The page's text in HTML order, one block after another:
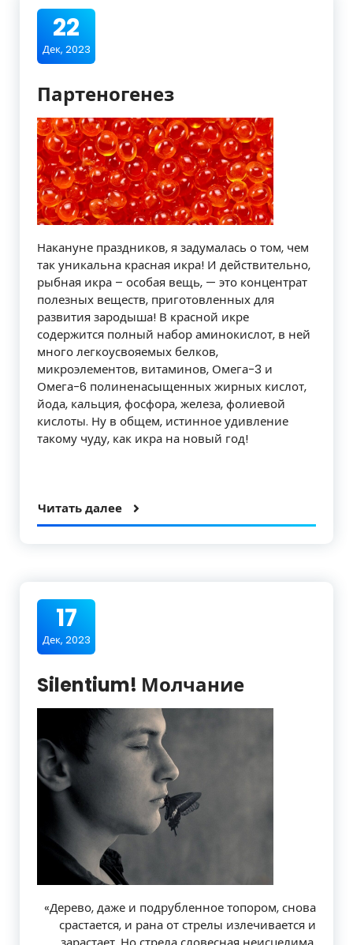
22
Дек, 2023
Партеногенез
Накануне праздников, я задумалась о том, чем
так уникальна красная икра! И действительно,
рыбная икра – особая вещь, — это концентрат
полезных веществ, приготовленных для
развития зародыша! В красной икре
содержится полный набор аминокислот, в ней
много легкоусвояемых белков,
микроэлементов, витаминов, Омега-3 и
Омега-6 полиненасыщенных жирных кислот,
йода, кальция, фосфора, железа, фолиевой
кислоты. Ну в общем, истинное удивление
такому чуду, как икра на новый год!
Читать далее
17
Дек, 2023
Silentium! Молчание
«Дерево, даже и подрубленное топором, снова
срастается, и рана от стрелы излечивается и